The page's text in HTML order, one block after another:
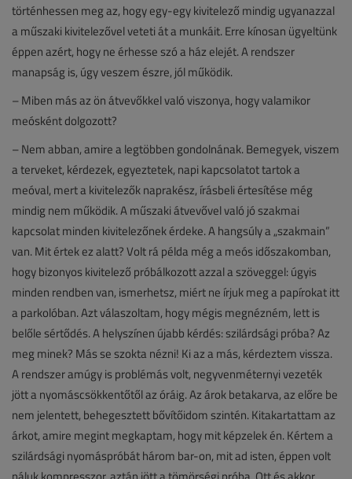
történhessen meg az, hogy egy-egy kivitelező mindig ugyanazzal
a műszaki kivitelezővel veteti át a munkáit. Erre kínosan ügyeltünk
éppen azért, hogy ne érhesse szó a ház elejét. A rendszer
manapság is, úgy veszem észre, jól működik.
– Miben más az ön átvevőkkel való viszonya, hogy valamikor
meósként dolgozott?
– Nem abban, amire a legtöbben gondolnának. Bemegyek, viszem
a terveket, kérdezek, egyeztetek, napi kapcsolatot tartok a
meóval, mert a kivitelezők naprakész, írásbeli értesítése még
mindig nem működik. A műszaki átvevővel való jó szakmai
kapcsolat minden kivitelezőnek érdeke. A hangsúly a „szakmain”
van. Mit értek ez alatt? Volt rá példa még a meós időszakomban,
hogy bizonyos kivitelező próbálkozott azzal a szöveggel: úgyis
minden rendben van, ismerhetsz, miért ne írjuk meg a papírokat itt
a parkolóban. Azt válaszoltam, hogy mégis megnézném, lett is
belőle sértődés. A helyszínen újabb kérdés: szilárdsági próba? Az
meg minek? Más se szokta nézni! Ki az a más, kérdeztem vissza.
A rendszer amúgy is problémás volt, negyvenméternyi vezeték
jött a nyomáscsökkentőtől az óráig. Az árok betakarva, az előre be
nem jelentett, behegesztett bővítőidom szintén. Kitakartattam az
árkot, amire megint megkaptam, hogy mit képzelek én. Kértem a
szilárdsági nyomáspróbát három bar-on, mit ad isten, éppen volt